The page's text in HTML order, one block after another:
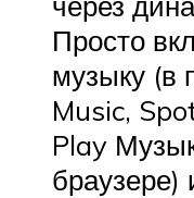
Просто
музыку (в
Music,
Play